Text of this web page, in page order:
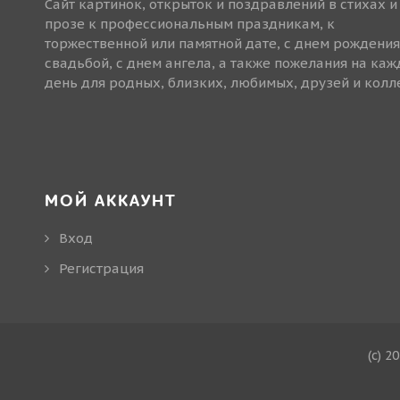
Сайт картинок, открыток и поздравлений в стихах и
прозе к профессиональным праздникам, к
торжественной или памятной дате, с днем
свадьбой, с днем ангела, а также пожелания на
день для родных, близких, любимых, друзей и
МОЙ АККАУНТ
Вход
Регистрация
(c)